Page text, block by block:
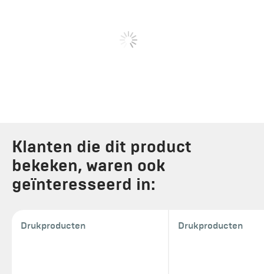
Klanten die dit product
bekeken, waren ook
geïnteresseerd in:
Drukproducten Drukproducten